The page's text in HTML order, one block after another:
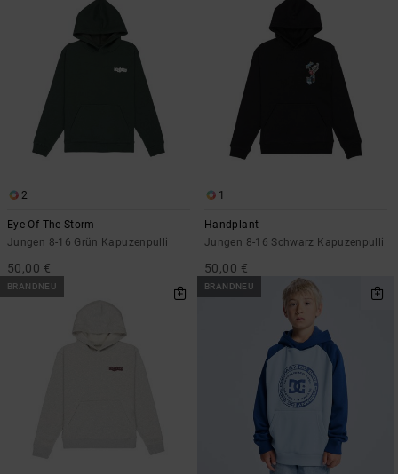
2
Eye Of The Storm
Jungen 8-16 Grün Kapuzenpulli
50,00 €
1
Handplant
Jungen 8-16 Schwarz Kapuzenpulli
50,00 €
BRANDNEU BRANDNEU